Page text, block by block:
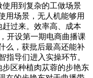
用到复杂的工做场景
用场景，无人机能够用
过来。效率高、成本
开设第一期电商曲播课
么，获批后最高还能补
指导们进入实操环节。
区种植肉苁蓉的步艳东